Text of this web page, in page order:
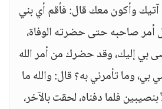
آتيك وأكون معك قال: فأقم أي بني
صاحبه حتى حضرته الوفاة،
بي إليك، وقد حضرك من أمر الله
وما تأمرني به؟ قال: والله ما
بنصيبين فلما دفناه، لحقت بالآخر،